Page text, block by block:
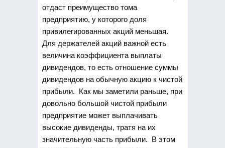
отдаст преимущество тома
предприятию, у которого доля
привилегированных акций меньшая.
Для держателей акций важной есть
величина коэффициента выплаты
дивидендов, то есть отношение суммы
дивидендов на обычную акцию к чистой
прибыли. Как мы заметили раньше, при
довольно большой чистой прибыли
предприятие может выплачивать
высокие дивиденды, тратя на их
значительную часть прибыли. В этом